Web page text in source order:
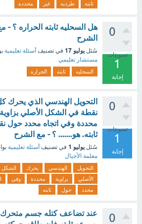
ثابته
طرديه غير محدده
0
تصويتات
1
إجابة
هل السحليه ثابته الحراره ؟ -
الشرح
سُئل يوليو 17 في تصنيف أسئلة تعليمية
مستشار تعليمي
السحليه ثابته الحراره
0
تصويتات
1
إجابة
التحويل الهندسي الذي يحرك
نقطة في الشكل الأصلي بزاوية
محددة وفي اتجاه محدد حول
ثابته. هو....... ؟ - مع الشرح
سُئل يوليو 1 في تصنيف أسئلة تعليمية
معلمة الأجيال
التحويل الهندسي يحرك
الشكل
الأصلي
بزاوية محددة وفي
محدد
حول ثابته
0
عند تضاعف كتله جسم متحرك